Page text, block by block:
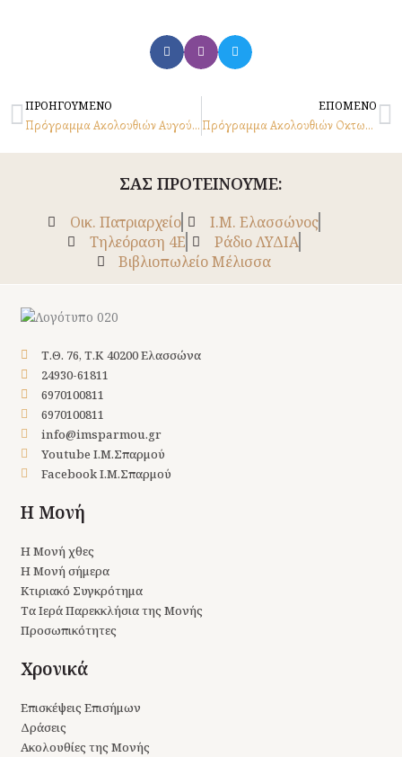
Prev
ΠΡΟΗΓΟΥΜΕΝΟ
Πρόγραμμα Ακολουθιών Αυγούστου 2023
ΕΠΟΜΕΝΟ
Πρόγραμμα Ακολουθιών Οκτωβρίου 2023
ΣΑΣ ΠΡΟΤΕΙΝΟΥΜΕ:
Οικ. Πατριαρχείο
Ι.Μ. Ελασσώνος
Tηλεόραση 4Ε
Ράδιο ΛΥΔΙΑ
Βιβλιοπωλείο Μέλισσα
Τ.Θ. 76, Τ.Κ 40200 Ελασσώνα
24930-61811
6970100811
6970100811
info@imsparmou.gr
Youtube Ι.Μ.Σπαρμού
Facebook Ι.Μ.Σπαρμού
Η Μονή
Η Μονή χθες
Η Μονή σήμερα
Κτιριακό Συγκρότημα
Τα Ιερά Παρεκκλήσια της Μονής
Προσωπικότητες
Χρονικά
Επισκέψεις Επισήμων
Δράσεις
Ακολουθίες της Μονής